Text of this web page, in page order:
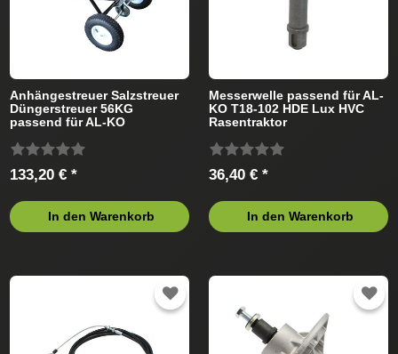
Anhängestreuer Salzstreuer
Düngerstreuer 56KG
passend für AL-KO
133,20 € *
In den Warenkorb
Messerwelle passend für AL-
KO T18-102 HDE Lux HVC
Rasentraktor
36,40 € *
In den Warenkorb